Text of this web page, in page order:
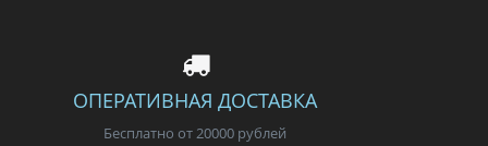
ОПЕРАТИВНАЯ ДОСТАВКА
Бесплатно от 20000 рублей